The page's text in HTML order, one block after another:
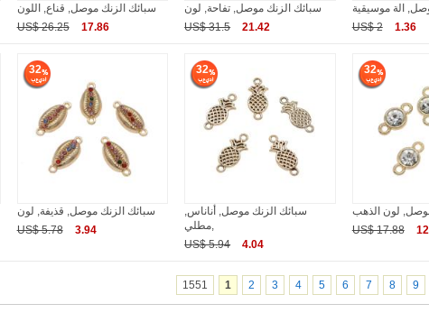
سبائك الزنك موصل, قناع, اللون
US$ 26.25
17.86
سبائك الزنك موصل, تفاحة, لون
US$ 31.5
21.42
US$ 2
1.36
32
سبائك الزنك موصل, قذيفة, لون
US$ 5.78
3.94
32
سبائك الزنك موصل, أناناس,
مطلي,
US$ 5.94
4.04
32
لون الذهب
US$ 17.88
1551 1 2 3 4 5 6 7 8 9